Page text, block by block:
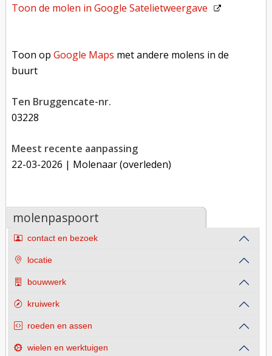
Toon de molen inGoogle Satelietweergave
Toon opGoogle Maps met andere molens in de
buurt
Ten Bruggencate-nr.
03228
Meest recente aanpassing
22-03-2026 | Molenaar (overleden)
molenpaspoort
contact en bezoek
locatie
bouwwerk
kruiwerk
roeden en assen
wielen en werktuigen